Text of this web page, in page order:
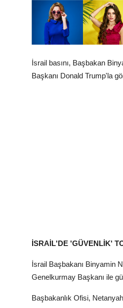
İsrail basını, Başbakan
Başkanı Donald Trump'la
İSRAİL'DE 'GÜVENLİK'
İsrail Başbakanı Binyamin
Genelkurmay Başkanı ile
Başbakanlık Ofisi,